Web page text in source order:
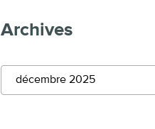
Archives
décembre 2025